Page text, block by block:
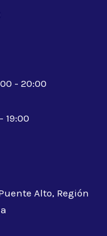
- 20:00
19:00
Alto, Región